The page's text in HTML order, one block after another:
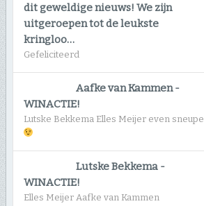
dit geweldige nieuws! We zijn
uitgeroepen tot de leukste
kringloo…
Gefeliciteerd
Aafke van Kammen-
WINACTIE!
Lutske Bekkema Elles Meijer even sneupe
Lutske Bekkema -
WINACTIE!
Elles Meijer Aafke van Kammen